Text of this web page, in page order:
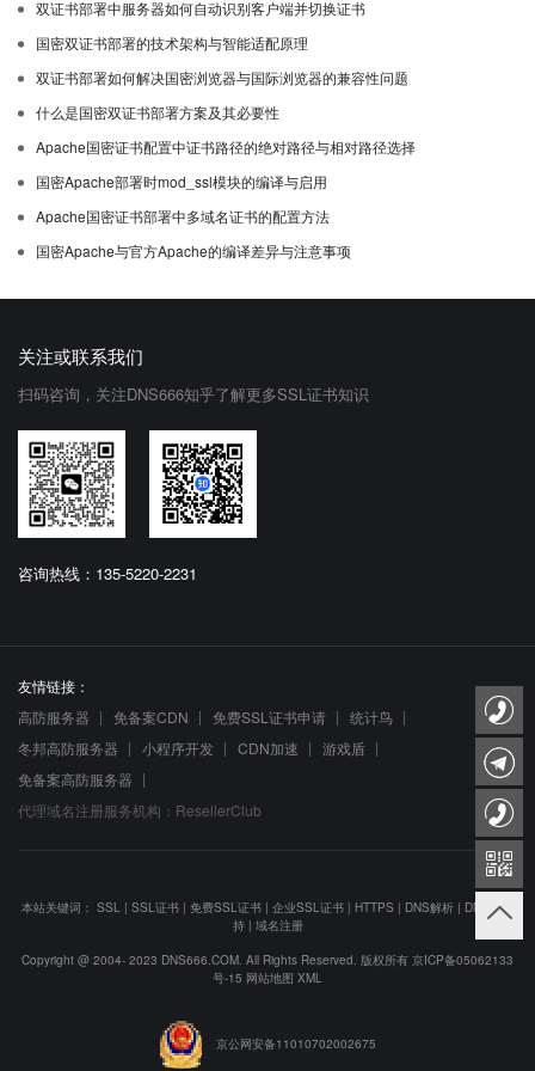
双证书部署中服务器如何自动识别客户端并切换证书
国密双证书部署的技术架构与智能适配原理
双证书部署如何解决国密浏览器与国际浏览器的兼容性问题
什么是国密双证书部署方案及其必要性
Apache国密证书配置中证书路径的绝对路径与相对路径选择
国密Apache部署时mod_ssl模块的编译与启用
Apache国密证书部署中多域名证书的配置方法
国密Apache与官方Apache的编译差异与注意事项
关注或联系我们
扫码咨询，关注DNS666知乎了解更多SSL证书知识
咨询热线：135-5220-2231
友情链接：
高防服务器
免备案CDN 免费SSL证书申请
统计鸟
冬邦高防服务器
小程序开发 CDN加速
游戏盾
免备案高防服务器
代理域名注册服务机构：ResellerClub
本站关键词： SSL | SSL证书 | 免费SSL证书 | 企业SSL证书 | HTTPS | DNS解析 | DNS防劫
持| 域名注册
Copyright @ 2004- 2023 DNS666.COM. All Rights Reserved. 版权所有 京ICP备05062133
号-15 网站地图 XML
京公网安备11010702002675